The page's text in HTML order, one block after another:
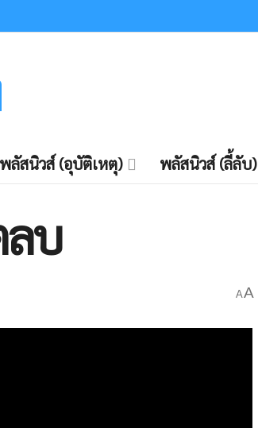
พลัสนิวส์ (อุบัติเหตุ) พลัสนิวส์ (ลี้ลับ)
ลบ
AA